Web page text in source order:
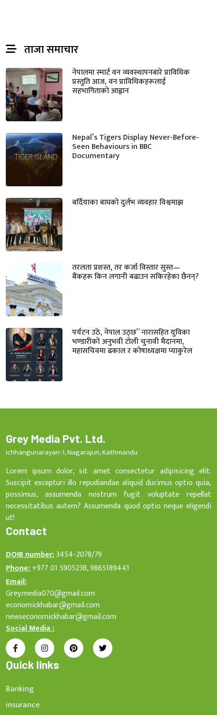
ताजा समाचार
नेपालमा स्मार्ट वन व्यवस्थापनबारे प्राविधिक
प्रस्तुति आज, वन प्राविधिकहरूलाई
सहभागिताको आह्वान
Nepal’s Tigers Display Never-Before-
Seen Behaviours in BBC
Documentary
बर्दियाका बाघको दुर्लभ व्यवहार विश्वमाझ
तरलता प्रशस्त, तर कर्जा विस्तार सुस्त—
बैंकहरू किन लगानी बढाउन सकिरहेका छैनन्?
पर्यटन उठे, नेपाल उठ्छ” नारासहित युविका
भण्डारीको अनुभवी टोली चुनावी मैदानमा,
महासचिवमा ढकाल र कोषाध्यक्षमा प्याकुरेल
Grey Media Pvt. Ltd.
Ichhangunarayan-1, Nagarajun, Kathmandu
Lorem ipsum dolor, sit amet consectetur adipisicing elit.
Suscipit excepturi illo repudiandae aliquid ducimus optio quia,
possimus, assumenda nostrum fugit voluptate repellat
necessitatibus autem? Assumenda quod optio neque eligendi
ut!
Contact
DOIB number:3454-2078/79
Phone:+977 01 5905238, 9865189441
Email:
Grey.media070@gmail.com
economickhabar@gmail.com
newseconomickhabar@gmail.com
Social Media :
Quick links
Banking
insurance